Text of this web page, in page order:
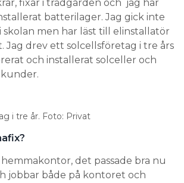
fixar i trädgården och jag har
batterilager. Jag gick inte
men har läst till elinstallatör
Jag drev ett solcellsföretag i tre års
och installerat solceller och
i tre år. Foto: Privat
det passade bra nu
jobbar både på kontoret och